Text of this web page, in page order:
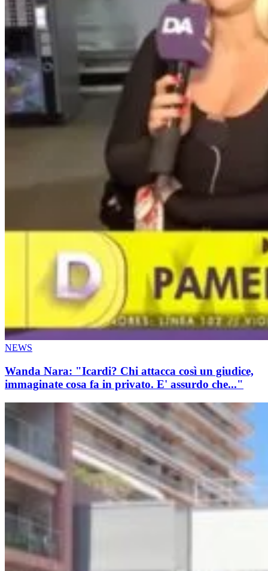
NEWS
Wanda Nara: "Icardi? Chi attacca così un giudice,
immaginate cosa fa in privato. E' assurdo che..."